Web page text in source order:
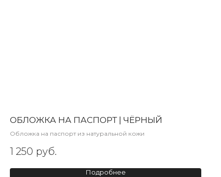
ОБЛОЖКА НА ПАСПОРТ | ЧЁРНЫЙ
Обложка на паспорт из натуральной кожи
1 250 руб.
Подробнее